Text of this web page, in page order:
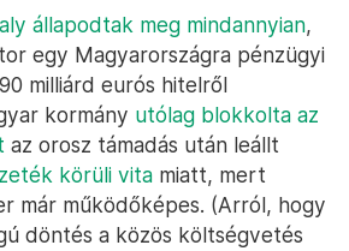
állapodtak meg mindannyian,
egy Magyarországra pénzügyi
milliárd eurós hitelről
kormány utólag blokkolta az
az orosz támadás után leállt
körüli vita miatt, mert
már működőképes. (Arról, hogy
döntés a közös költségvetés